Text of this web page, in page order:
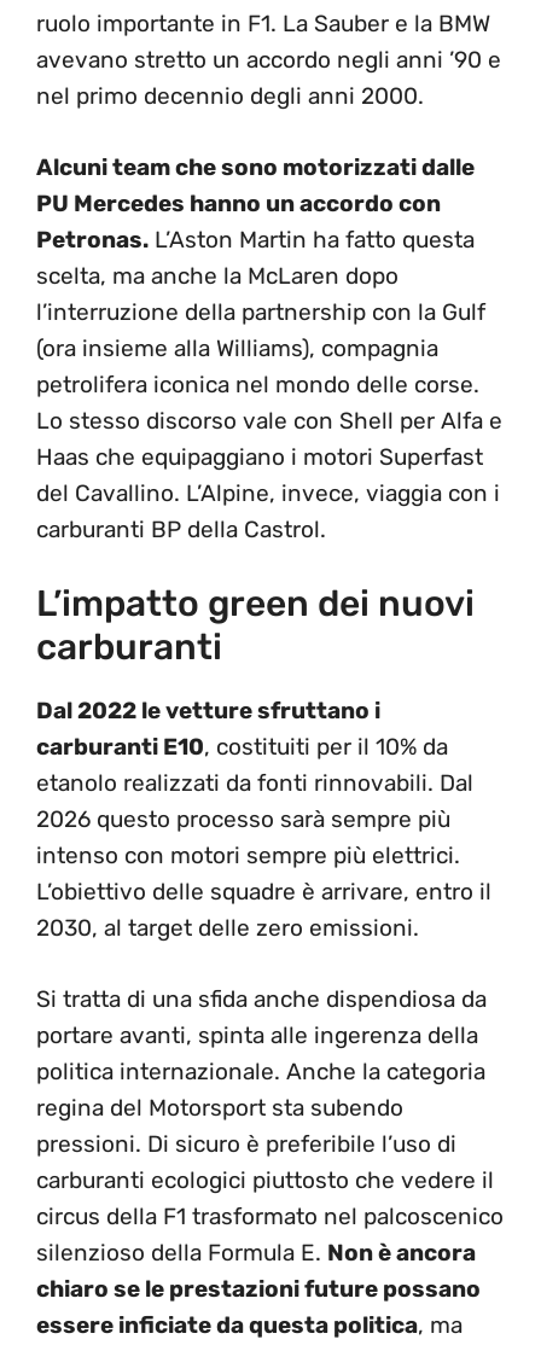
ruolo importante in F1. La Sauber e la BMW
avevano stretto un accordo negli anni ’90 e
nel primo decennio degli anni 2000.
Alcuni team che sono motorizzati dalle
PU Mercedes hanno un accordo con
Petronas. L’Aston Martin ha fatto questa
scelta, ma anche la McLaren dopo
l’interruzione della partnership con la Gulf
(ora insieme alla Williams), compagnia
petrolifera iconica nel mondo delle corse.
Lo stesso discorso vale con Shell per Alfa e
Haas che equipaggiano i motori Superfast
del Cavallino. L’Alpine, invece, viaggia con i
carburanti BP della Castrol.
L’impatto green dei nuovi
carburanti
Dal 2022 le vetture sfruttano i
carburanti E10, costituiti per il 10% da
etanolo realizzati da fonti rinnovabili. Dal
2026 questo processo sarà sempre più
intenso con motori sempre più elettrici.
L’obiettivo delle squadre è arrivare, entro il
2030, al target delle zero emissioni.
Si tratta di una sfida anche dispendiosa da
portare avanti, spinta alle ingerenza della
politica internazionale. Anche la categoria
regina del Motorsport sta subendo
pressioni. Di sicuro è preferibile l’uso di
carburanti ecologici piuttosto che vedere il
circus della F1 trasformato nel palcoscenico
silenzioso della Formula E. Non è ancora
chiaro se le prestazioni future possano
essere inficiate da questa politica, ma